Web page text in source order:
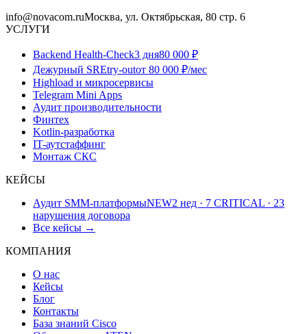
info@novacom.ruМосква, ул. Октябрьская, 80 стр. 6
УСЛУГИ
Backend Health-Check3 дня80 000 ₽
Дежурный SREtry-outот 80 000 ₽/мес
Highload и микросервисы
Telegram Mini Apps
Аудит производительности
Финтех
Kotlin-разработка
IT-аутстаффинг
Монтаж СКС
КЕЙСЫ
Аудит SMM-платформыNEW2 нед · 7 CRITICAL · 23
нарушения договора
Все кейсы →
КОМПАНИЯ
О нас
Кейсы
Блог
Контакты
База знаний Cisco